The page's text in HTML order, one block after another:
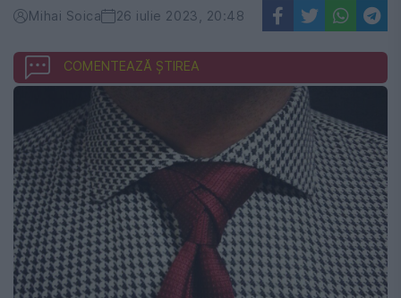
Mihai Soica 26 iulie 2023, 20:48
COMENTEAZĂ ȘTIREA